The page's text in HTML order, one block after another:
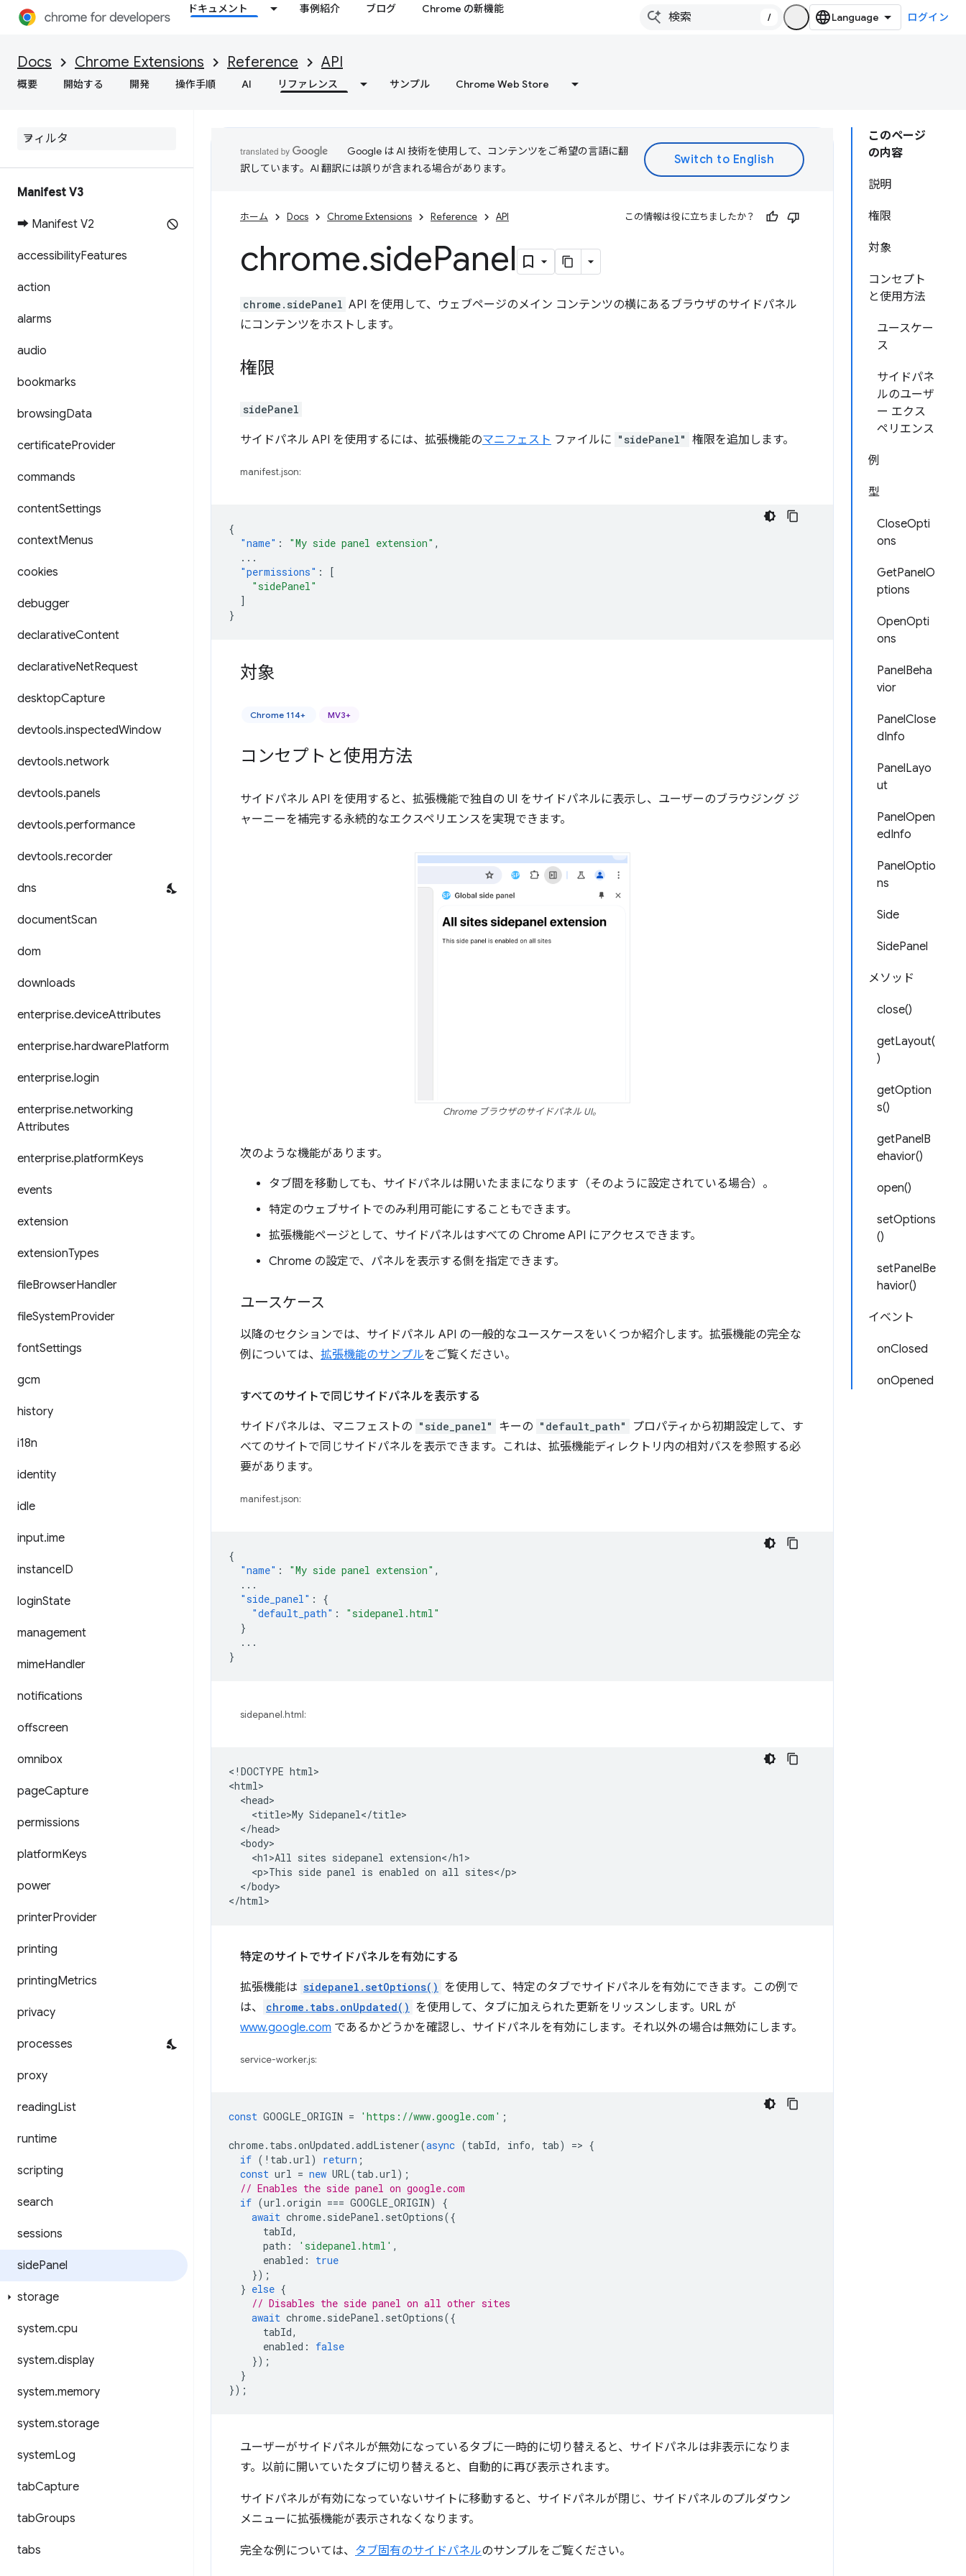
ドキュメント 事例紹介 ブログ Chrome の新機能
/ ログイン
Docs Chrome Extensions Reference API
概要 開始する 開発 操作手順 AI リファレンス サンプル Chrome Web Store
Manifest V3
➡ Manifest V2
accessibilityFeatures
action
alarms
audio
bookmarks
browsingData
certificateProvider
commands
contentSettings
contextMenus
cookies
debugger
declarativeContent
declarativeNetRequest
desktopCapture
devtools.inspectedWindow
devtools.network
devtools.panels
devtools.performance
devtools.recorder
dns
documentScan
dom
downloads
enterprise.deviceAttributes
enterprise.hardwarePlatform
enterprise.login
enterprise.networking
Attributes
enterprise.platformKeys
events
extension
extensionTypes
fileBrowserHandler
fileSystemProvider
fontSettings
gcm
history
i18n
identity
idle
input.ime
instanceID
loginState
management
mimeHandler
notifications
offscreen
omnibox
pageCapture
permissions
platformKeys
power
printerProvider
printing
printingMetrics
privacy
processes
proxy
readingList
runtime
scripting
search
sessions
sidePanel
storage
system.cpu
system.display
system.memory
system.storage
systemLog
tabCapture
tabGroups
tabs
このページ
の内容
説明
権限
対象
コンセプト
と使用方法
ユースケー
ス
サイドパネ
ルのユーザ
ー エクス
ペリエンス
例
型
CloseOpti
ons
GetPanelO
ptions
OpenOpti
ons
PanelBeha
vior
PanelClose
dInfo
PanelLayo
ut
PanelOpen
edInfo
PanelOptio
ns
Side
SidePanel
メソッド
close()
getLayout(
)
getOption
s()
getPanelB
ehavior()
open()
setOptions
()
setPanelBe
havior()
イベント
onClosed
onOpened
Google は AI 技術を使用して、コンテンツをご希望の言語に翻
訳しています。AI 翻訳には誤りが含まれる場合があります。
ホーム Docs Chrome Extensions Reference API この情報は役に立ちましたか？
chrome.sidePanel
chrome.sidePanel API を使用して、ウェブページのメイン コンテンツの横にあるブラウザのサイドパネル
にコンテンツをホストします。
権限
sidePanel
サイドパネル API を使用するには、拡張機能のマニフェスト ファイルに "sidePanel" 権限を追加します。
manifest.json:
{
"name" : "My side panel extension" ,
...
"permissions" :
[
"sidePanel"
]
}
対象
Chrome 114+ MV3+
コンセプトと使用方法
サイドパネル API を使用すると、拡張機能で独自の UI をサイドパネルに表示し、ユーザーのブラウジング ジ
ャーニーを補完する永続的なエクスペリエンスを実現できます。
Chrome ブラウザのサイドパネル UI。
次のような機能があります。
タブ間を移動しても、サイドパネルは開いたままになります（そのように設定されている場合）。
特定のウェブサイトでのみ利用可能にすることもできます。
拡張機能ページとして、サイドパネルはすべての Chrome API にアクセスできます。
Chrome の設定で、パネルを表示する側を指定できます。
ユースケース
以降のセクションでは、サイドパネル API の一般的なユースケースをいくつか紹介します。拡張機能の完全な
例については、 拡張機能のサンプルをご覧ください。
すべてのサイトで同じサイドパネルを表示する
サイドパネルは、マニフェストの "side_panel" キーの "default_path"
プロパティから初期設定して、す
べてのサイトで同じサイドパネルを表示できます。これは、拡張機能ディレクトリ内の相対パスを参照する必
要があります。
manifest.json:
{
"name" : "My side panel extension" ,
...
"side_panel" :
{
"default_path" :
"sidepanel.html"
}
...
}
sidepanel.html:
<!DOCTYPE html>
<html>
  <head>
    <title>My Sidepanel</title>
  </head>
  <body>
    <h1>All sites sidepanel extension</h1>
    <p>This side panel is enabled on all sites</p>
  </body>
特定のサイトでサイドパネルを有効にする
拡張機能は sidepanel.setOptions() を使用して、特定のタブでサイドパネルを有効にできます。この例で
は、
chrome.tabs.onUpdated() を使用して、タブに加えられた更新をリッスンします。URL が
www.google.com であるかどうかを確認し、サイドパネルを有効にします。それ以外の場合は無効にします。
service-worker.js:
const GOOGLE_ORIGIN = 'https://www.google.com' ;
chrome. tabs .onUpdated .addListener(async (tabId, info, tab) => {
if ( ! tab .url) return ;
const url = new URL(tab .url);
// Enables the side panel on google.com
if (url .origin === GOOGLE_ORIGIN)
{
await chrome. sidePanel . setOptions({
tabId,
path : 'sidepanel.html' ,
enabled :
true
});
} else {
// Disables the side panel on all other sites
await chrome. sidePanel . setOptions({
tabId,
enabled :
false
});
}
});
ユーザーがサイドパネルが無効になっているタブに一時的に切り替えると、サイドパネルは非表示になりま
す。以前に開いていたタブに切り替えると、自動的に再び表示されます。
サイドパネルが有効になっていないサイトに移動すると、サイドパネルが閉じ、サイドパネルのプルダウン
メニューに拡張機能が表示されなくなります。
完全な例については、 タブ固有のサイドパネルのサンプルをご覧ください。